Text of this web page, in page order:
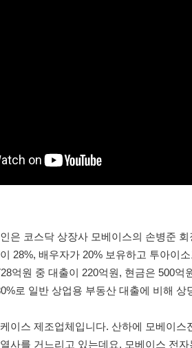
은 코스닥 상장사 모베이스의 손병준
28%, 배우자가 20% 보유하고 투아이
억원 중 대출이 220억원, 현금은 500억
로 일반 상업용 부동산 대출에 비해 상
이스 제조업체입니다. 산하에 모베이스
사를 거느리고 있는데요. 모베이스 전자